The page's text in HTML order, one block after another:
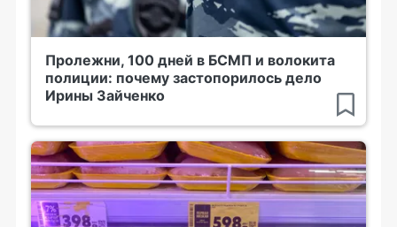
Пролежни, 100 дней в БСМП и волокита
полиции: почему застопорилось дело
Ирины Зайченко